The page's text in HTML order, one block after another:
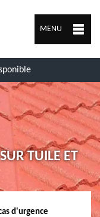
MENU
TUILE ET
d'urgence